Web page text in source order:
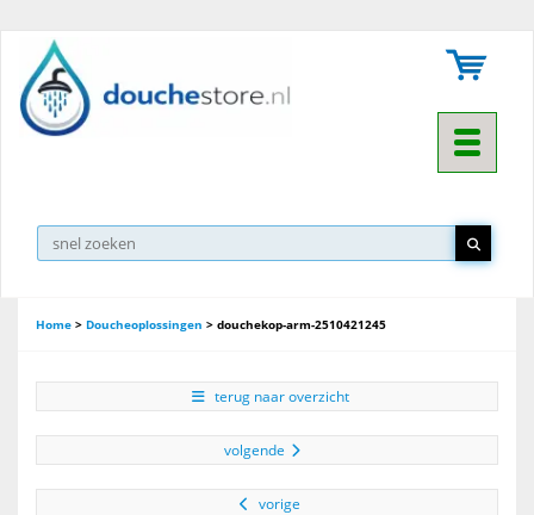
Toggle
Home > Doucheoplossingen > douchekop-arm-2510421245
terug naar overzicht
volgende
vorige